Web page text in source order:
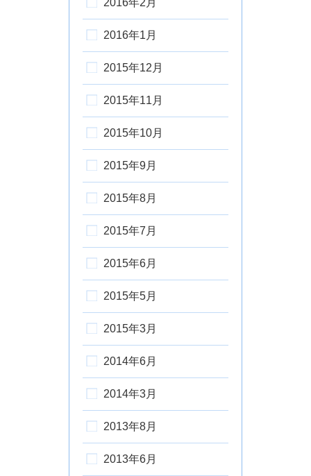
2016年1月
2015年12月
2015年11月
2015年10月
2015年9月
2015年8月
2015年7月
2015年6月
2015年5月
2015年3月
2014年6月
2014年3月
2013年8月
2013年6月